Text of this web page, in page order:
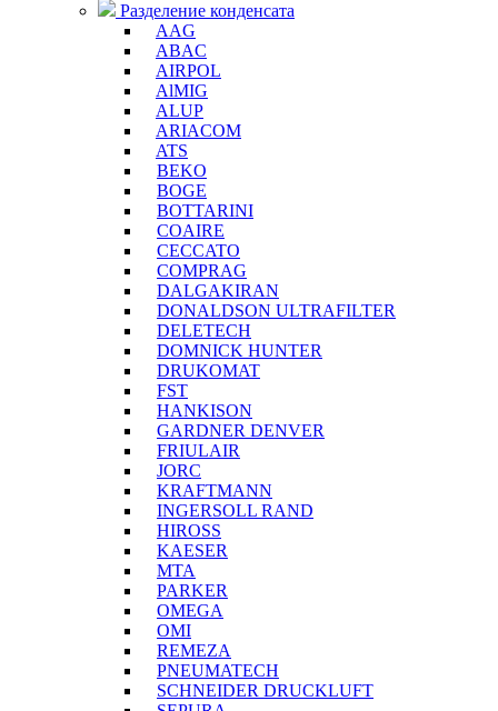
Разделение конденсата
AAG
ABAC
AIRPOL
AlMIG
ALUP
ARIACOM
ATS
BEKO
BOGE
BOTTARINI
COAIRE
CECCATO
COMPRAG
DALGAKIRAN
DONALDSON ULTRAFILTER
DELETECH
DOMNICK HUNTER
DRUKOMAT
FST
HANKISON
GARDNER DENVER
FRIULAIR
JORC
KRAFTMANN
INGERSOLL RAND
HIROSS
KAESER
MTA
PARKER
OMEGA
OMI
REMEZA
PNEUMATECH
SCHNEIDER DRUCKLUFT